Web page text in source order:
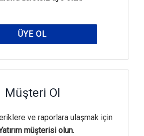
ÜYE OL
Müşteri Ol
ve raporlara ulaşmak için
müşterisi olun.